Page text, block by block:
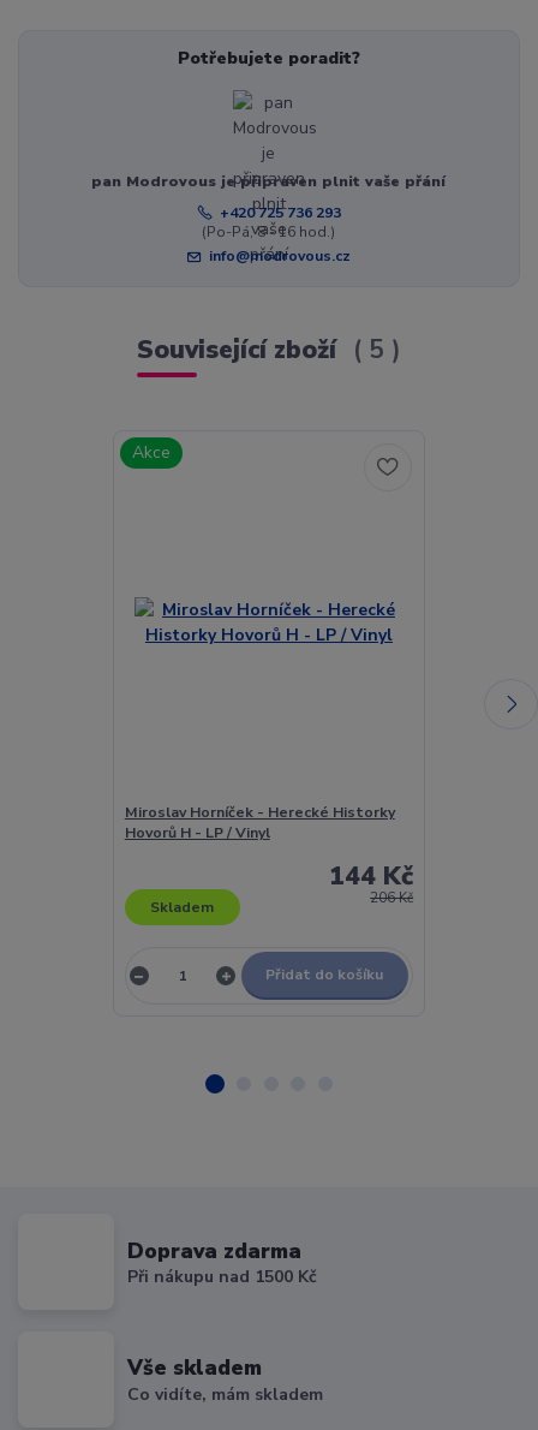
Potřebujete poradit?
pan Modrovous je připraven plnit vaše přání
+420 725 736 293
(Po-Pá, 8 - 16 hod.)
info@modrovous.cz
Související zboží 5
Akce
Miroslav Horníček - Herecké Historky
Hovorů H - LP / Vinyl
206 Kč
144 Kč
Skladem
Přidat do košíku
Doprava zdarma
Při nákupu nad 1500 Kč
Vše skladem
Co vidíte, mám skladem